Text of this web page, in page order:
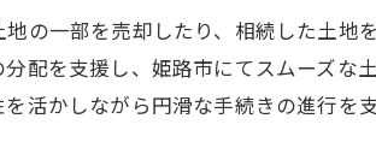
の一部を売却したり、相続した土地
配を支援し、姫路市にてスムーズな
活かしながら円滑な手続きの進行を